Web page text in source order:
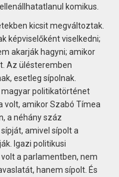
komikus.
kicsit megváltoztak.
képviselőként viselkedni;
akarják hagyni; amikor
Az ülésteremben
esetleg sípolnak.
politikatörténet
volt, amikor Szabó Tímea
a néhány száz
amivel sípolt a
Igazi politikusi
a parlamentben, nem
hanem sípolt. És